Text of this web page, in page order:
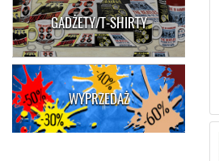
GADŻETY/T-SHIRTY
WYPRZEDAŻ